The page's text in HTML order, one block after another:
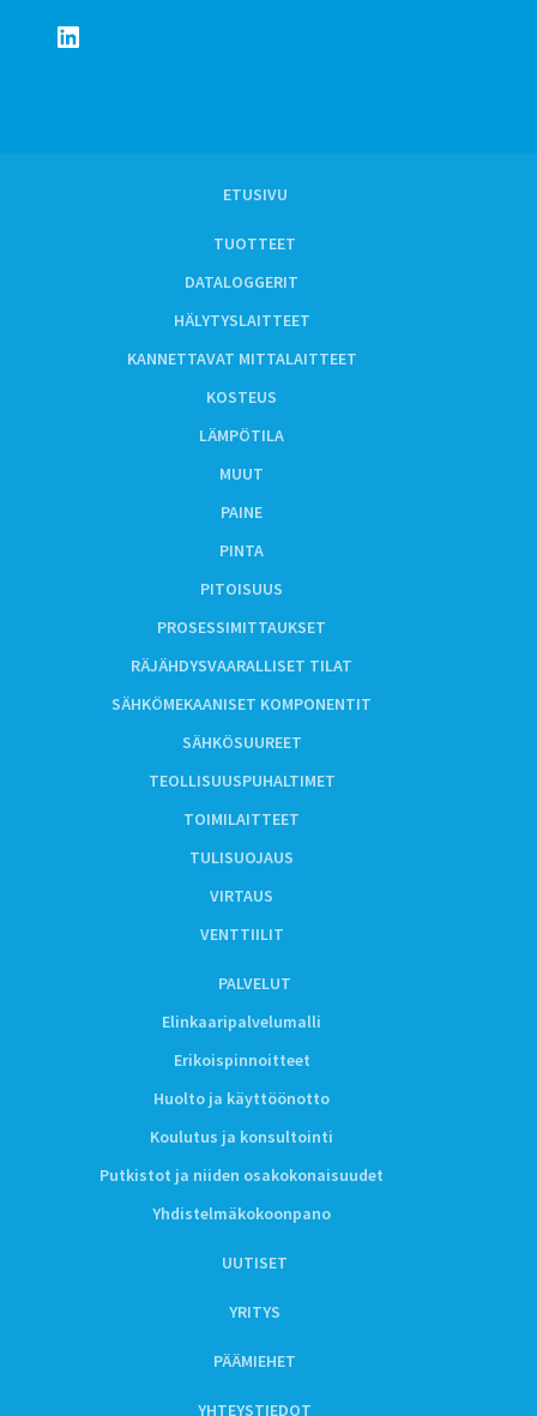
LinkedIn
ETUSIVU
TUOTTEET
DATALOGGERIT
HÄLYTYSLAITTEET
KANNETTAVAT MITTALAITTEET
KOSTEUS
LÄMPÖTILA
MUUT
PAINE
PINTA
PITOISUUS
PROSESSIMITTAUKSET
RÄJÄHDYSVAARALLISET TILAT
SÄHKÖMEKAANISET KOMPONENTIT
SÄHKÖSUUREET
TEOLLISUUSPUHALTIMET
TOIMILAITTEET
TULISUOJAUS
VIRTAUS
VENTTIILIT
PALVELUT
Elinkaaripalvelumalli
Erikoispinnoitteet
Huolto ja käyttöönotto
Koulutus ja konsultointi
Putkistot ja niiden osakokonaisuudet
Yhdistelmäkokoonpano
UUTISET
YRITYS
PÄÄMIEHET
YHTEYSTIEDOT